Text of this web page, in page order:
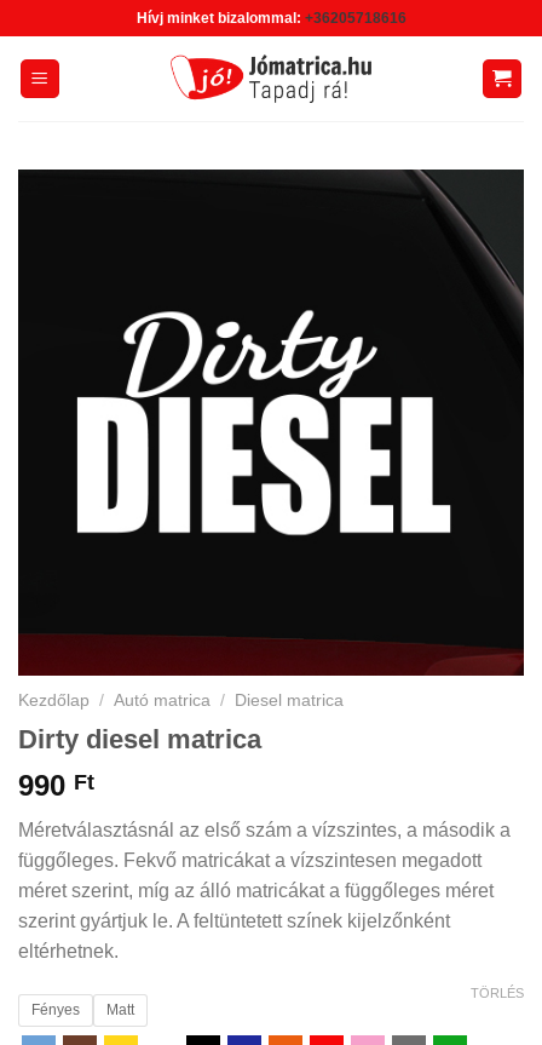
content
Hívj minket bizalommal: +36205718616
Kezdőlap / Autó matrica / Diesel matrica
Dirty diesel matrica
990 Ft
Méretválasztásnál az első szám a vízszintes, a második a
függőleges. Fekvő matricákat a vízszintesen megadott
méret szerint, míg az álló matricákat a függőleges méret
szerint gyártjuk le. A feltüntetett színek kijelzőnként
eltérhetnek.
Fényes Matt
TÖRLÉS